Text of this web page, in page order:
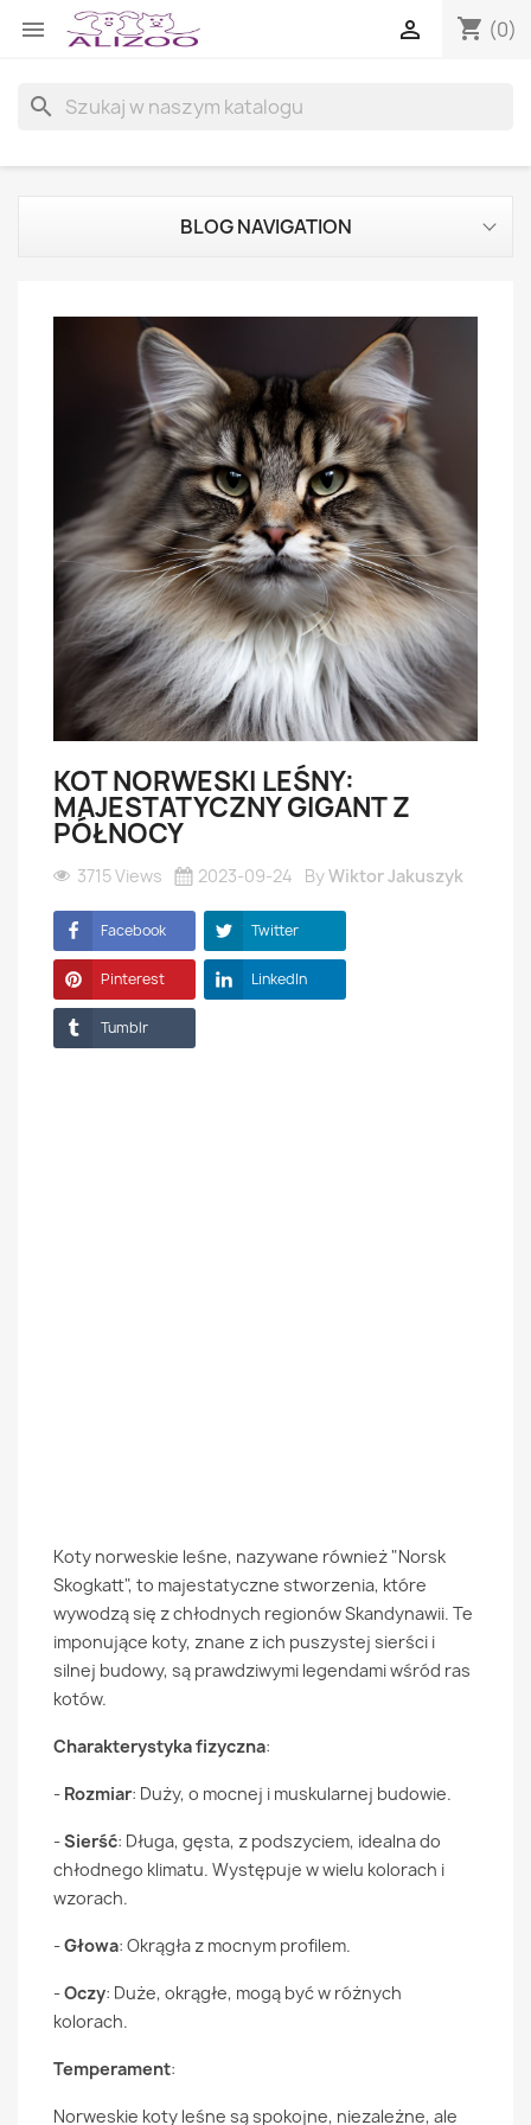
 shopping_cart (0)

search
BLOG NAVIGATION
KOT NORWESKI LEŚNY:
MAJESTATYCZNY GIGANT Z
PÓŁNOCY
3715 Views 2023-09-24 ByWiktor Jakuszyk
Facebook Twitter
Pinterest LinkedIn
Tumblr
Koty norweskie leśne, nazywane również "Norsk
Skogkatt", to majestatyczne stworzenia, które
wywodzą się z chłodnych regionów Skandynawii. Te
imponujące koty, znane z ich puszystej sierści i
silnej budowy, są prawdziwymi legendami wśród ras
kotów.
Charakterystyka fizyczna:
- Rozmiar: Duży, o mocnej i muskularnej budowie.
-Sierść: Długa, gęsta, z podszyciem, idealna do
chłodnego klimatu. Występuje w wielu kolorach i
wzorach.
-Głowa: Okrągła z mocnym profilem.
-Oczy: Duże, okrągłe, mogą być w różnych
kolorach.
Temperament:
Norweskie koty leśne są spokojne, niezależne, ale